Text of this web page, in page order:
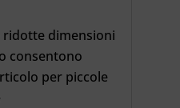
ridotte dimensioni
consentono
per piccole